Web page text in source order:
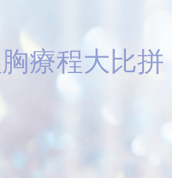
療程大比